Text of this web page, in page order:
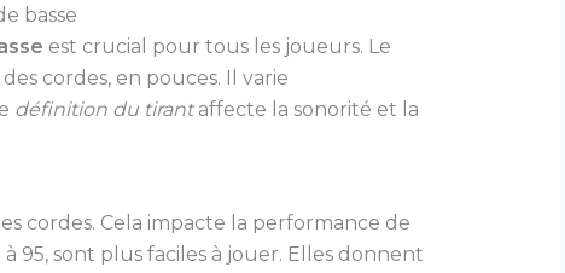
basse
est crucial pour tous les joueurs. Le
cordes, en pouces. Il varie
définition du tirantaffecte la sonorité et la
cordes. Cela impacte la performance de
à 95, sont plus faciles à jouer. Elles donnent